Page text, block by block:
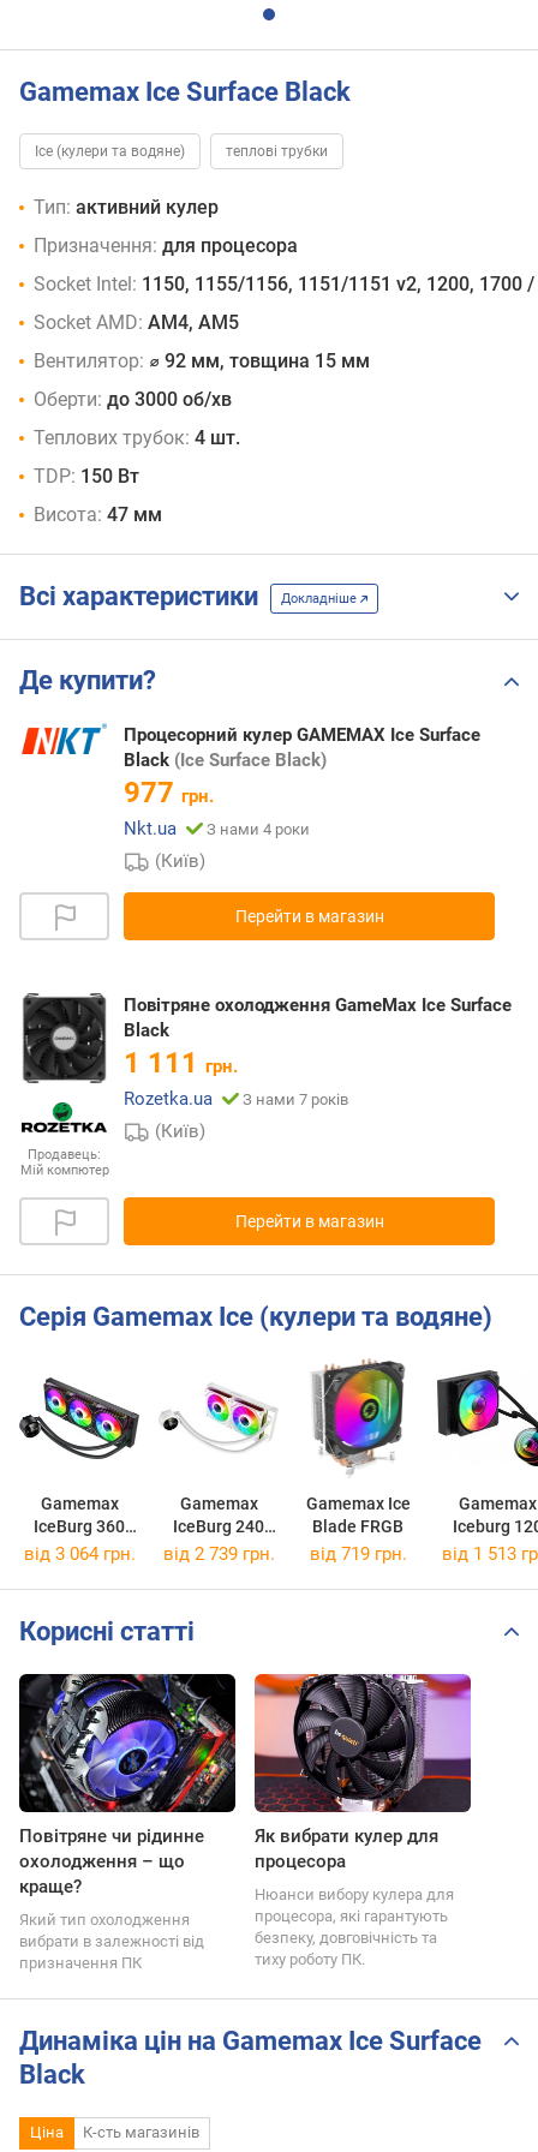
Gamemax Ice Surface Black
Ice (кулери та водяне) теплові трубки
Тип: активний кулер
Призначення: для процесора
Socket Intel: 1150, 1155/1156, 1151/1151 v2, 1200, 1700
Socket AMD: AM4, AM5
Вентилятор: ⌀ 92 мм, товщина 15 мм
Оберти: до 3000 об/хв
Теплових трубок: 4 шт.
TDP: 150 Вт
Висота: 47 мм
Всі характеристики Докладніше
Де купити?
Процесорний кулер GAMEMAX Ice Surface
Black (Ice Surface Black)
977 грн.
Nkt.ua
З нами 4 роки
(Київ)
Перейти в магазин
Продавець:
Мій компютер
Повітряне охолодження GameMax Ice Surface
Black
1 111 грн.
Rozetka.ua
З нами 7 років
(Київ)
Перейти в магазин
Серія Gamemax Ice (кулери та водяне)
Gamemax
IceBurg 360
Digital Black
Gamemax
IceBurg 240
Digital White
Gamemax Ice
Blade FRGB
Gamemax
Iceburg
infinity
від 3 064 грн. від 2 739 грн. від 719 грн. від 1 513
Корисні статті
Повітряне чи рідинне
охолодження – що
краще?
Який тип охолодження
вибрати в залежності від
призначення ПК
Як вибрати кулер для
процесора
Нюанси вибору кулера для
процесора, які гарантують
безпеку, довговічність та
тиху роботу ПК.
Динаміка цін на Gamemax Ice Surface
Black
Ціна К-сть магазинів